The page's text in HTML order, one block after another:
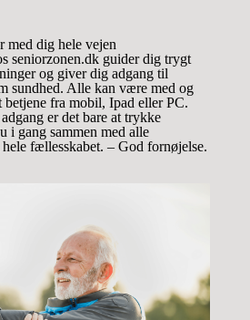
med dig hele vejen
seniorzonen.dk guider dig trygt
og giver dig adgang til
sundhed. Alle kan være med og
betjene fra mobil, Ipad eller PC.
er det bare at trykke
i gang sammen med alle
fællesskabet. – God fornøjelse.